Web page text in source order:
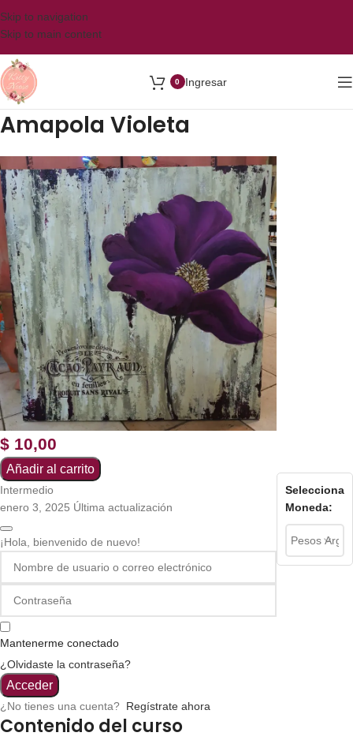
Skip to navigation
Skip to main content
0 Ingresar
Amapola Violeta
$ 10,00
Añadir al carrito
Intermedio
enero 3, 2025 Última actualización
¡Hola, bienvenido de nuevo!
Mantenerme conectado
¿Olvidaste la contraseña?
Acceder
¿No tienes una cuenta? Regístrate ahora
Contenido del curso
Selecciona
Moneda: